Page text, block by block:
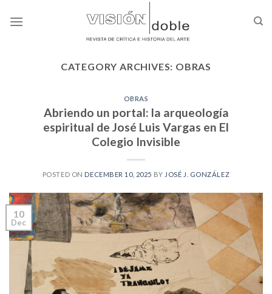
CATEGORY ARCHIVES: OBRAS
OBRAS
Abriendo un portal: la arqueología
espiritual de José Luis Vargas en El
Colegio Invisible
POSTED ON DECEMBER 10, 2025 BY JOSÉ J. GONZÁLEZ
10
Dec